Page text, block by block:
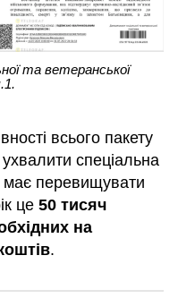
та ветеранської
всього пакету
спеціальна
має перевищувати
це 50 тисяч
на
.